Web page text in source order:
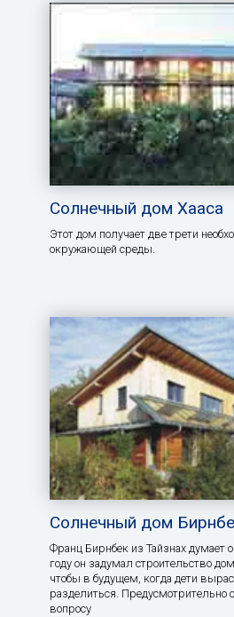
Солнечный дом Хааса
Этот дом получает две трети
окружающей среды.
Солнечный дом
Франц Бирнбек из Тайзнах думает
году он задумал строительство
чтобы в будущем, когда дети
разделиться. Предусмотрительно
вопросу